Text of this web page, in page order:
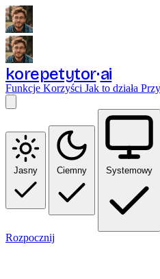
korepetytor ai
Funkcje Korzyści Jak to działa
Jasny Ciemny Systemowy
Rozpocznij